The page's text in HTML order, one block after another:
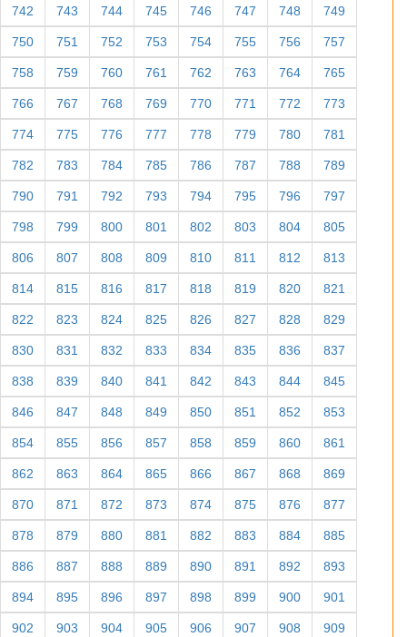
742 743 744 745 746 747 748 749
750 751 752 753 754 755 756 757
758 759 760 761 762 763 764 765
766 767 768 769 770 771 772 773
774 775 776 777 778 779 780 781
782 783 784 785 786 787 788 789
790 791 792 793 794 795 796 797
798 799 800 801 802 803 804 805
806 807 808 809 810 811 812 813
814 815 816 817 818 819 820 821
822 823 824 825 826 827 828 829
830 831 832 833 834 835 836 837
838 839 840 841 842 843 844 845
846 847 848 849 850 851 852 853
854 855 856 857 858 859 860 861
862 863 864 865 866 867 868 869
870 871 872 873 874 875 876 877
878 879 880 881 882 883 884 885
886 887 888 889 890 891 892 893
894 895 896 897 898 899 900 901
902 903 904 905 906 907 908 909